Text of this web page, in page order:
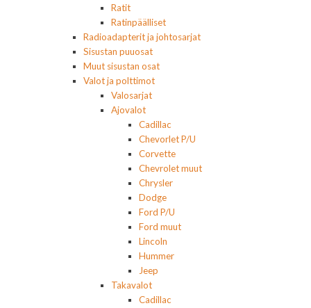
Ratit
Ratinpäälliset
Radioadapterit ja johtosarjat
Sisustan puuosat
Muut sisustan osat
Valot ja polttimot
Valosarjat
Ajovalot
Cadillac
Chevorlet P/U
Corvette
Chevrolet muut
Chrysler
Dodge
Ford P/U
Ford muut
Lincoln
Hummer
Jeep
Takavalot
Cadillac